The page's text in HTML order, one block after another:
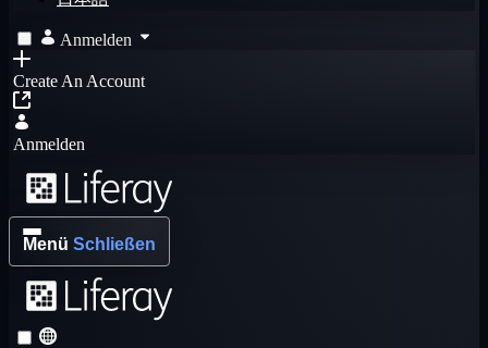
Anmelden
Create An Account
Anmelden
Menü Schließen